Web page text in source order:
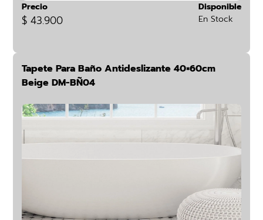
Precio
$ 43.900
Disponible
En Stock
Tapete Para Baño Antideslizante 40×60cm
Beige DM-BÑ04